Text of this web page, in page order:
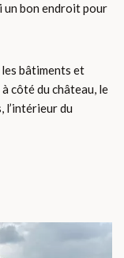
un bon endroit pour
bâtiments et
côté du château, le
l’intérieur du